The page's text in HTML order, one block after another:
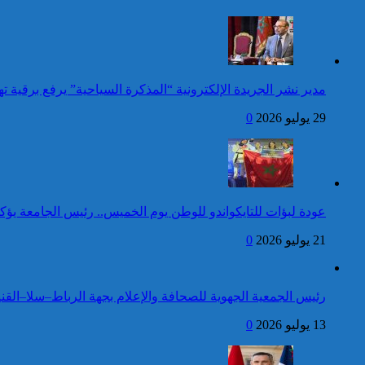
24 قتيلا و2861 جريحا
حصيلة حوادث السير
بالمناطق الحضرية خلال
الأسبوع المنصرم
42 قتيلا و3058 جريحا
حصيلة حوادث السير
بالمناطق الحضرية خلال
عيد العرش: جلالة الملك
يتلقى برقية تهنئة من رئيس
أوكرانيا
لوسيا بمناسبة عيد العرش
المديرية العامة للأمن الوطني تؤكد
أن الادعاءات التي نشرتها صحيفة
بريطاني عارية من الصحة
توقيف شخص للاشتباه في تورطه
في ارتكاب جريمة السرقة
كاريكاتير
كاريكاتير
مدير نشر الجريدة الإلكترونية “المذكرة السياحية” يرفع
29 يوليو 2026 0
عودة لبؤات للتايكواندو للوطن يوم الخميس.. رئيس الجامعة
21 يوليو 2026 0
رئيس الجمعية الجهوية للصحافة والإعلام بجهة
13 يوليو 2026 0